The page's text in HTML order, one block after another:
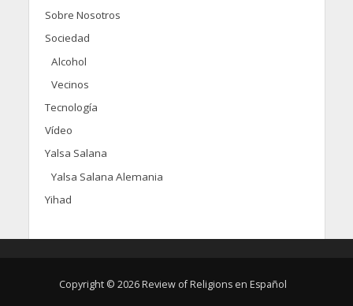
Sobre Nosotros
Sociedad
Alcohol
Vecinos
Tecnología
Vídeo
Yalsa Salana
Yalsa Salana Alemania
Yihad
Copyright © 2026 Review of Religions en Español